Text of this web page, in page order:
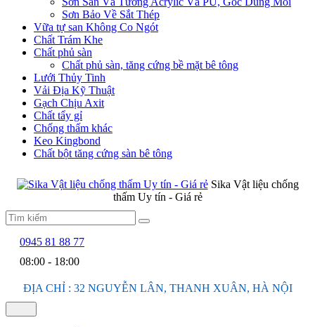
Sơn Bảo Về Sắt Thép
Vữa tự san Không Co Ngót
Chất Trám Khe
Chất phủ sàn
Chất phủ sàn, tăng cứng bề mặt bê tông
Lưới Thủy Tinh
Vải Địa Kỹ Thuật
Gạch Chịu Axit
Chất tẩy gỉ
Chống thấm khác
Keo Kingbond
Chất bột tăng cứng sàn bê tông
Sika Vật liệu chống
thấm Uy tín - Giá rẻ
0945 81 88 77
08:00 - 18:00
ĐỊA CHỈ : 32 NGUYỄN LÂN, THANH XUÂN, HÀ NỘI